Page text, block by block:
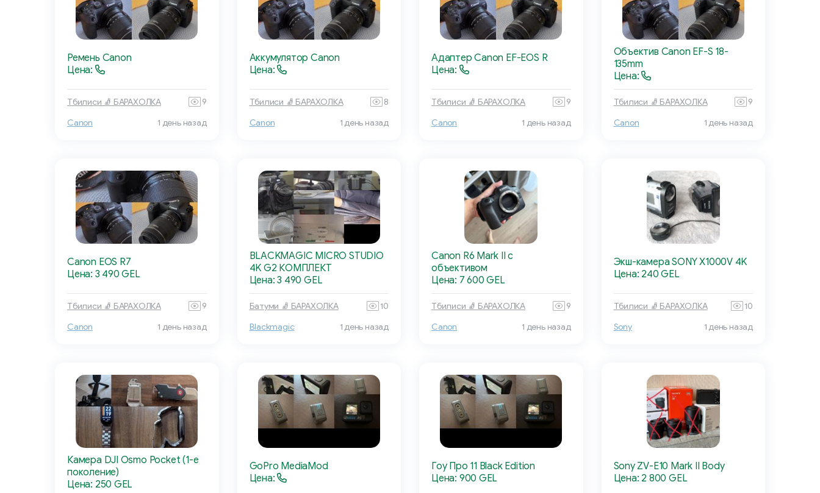
Ремень Canon
Цена:
Тбилиси 🧦 БАРАХОЛКА 9
Canon 1 день назад
Аккумулятор Canon
Цена:
Тбилиси 🧦 БАРАХОЛКА 8
Canon 1 день назад
Адаптер Canon EF-EOS R
Цена:
Тбилиси 🧦 БАРАХОЛКА 9
Canon 1 день назад
Объектив Canon EF-S 18-
135mm
Цена:
Тбилиси 🧦 БАРАХОЛКА 9
Canon 1 день назад
Canon EOS R7
Цена: 3 490 GEL
Тбилиси 🧦 БАРАХОЛКА 9
Canon 1 день назад
BLACKMAGIC MICRO STUDIO
4K G2 КОМПЛЕКТ
Цена: 3 490 GEL
Батуми 🧦 БАРАХОЛКА 10
Blackmagic 1 день назад
Canon R6 Mark II с
объективом
Цена: 7 600 GEL
Тбилиси 🧦 БАРАХОЛКА 9
Canon 1 день назад
Экш-камера SONY X1000V 4K
Цена: 240 GEL
Тбилиси 🧦 БАРАХОЛКА 10
Sony 1 день назад
Камера DJI Osmo Pocket (1-е
поколение)
Цена: 250 GEL
GoPro MediaMod
Цена:
Гоу Про 11 Black Edition
Цена: 900 GEL
Sony ZV-E10 Mark II Body
Цена: 2 800 GEL